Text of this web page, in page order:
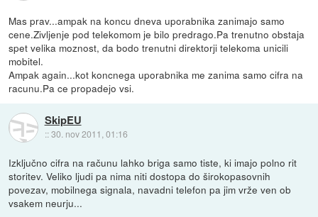
Mas prav...ampak na koncu dneva uporabnika zanimajo samo
cene.Zivljenje pod telekomom je bilo predrago.Pa trenutno obstaja
spet velika moznost, da bodo trenutni direktorji telekoma unicili
mobitel.
Ampak again...kot koncnega uporabnika me zanima samo cifra na
racunu.Pa ce propadejo vsi.
SkipEU
::30. nov 2011, 01:16
Izključno cifra na računu lahko briga samo tiste, ki imajo polno rit
storitev. Veliko ljudi pa nima niti dostopa do širokopasovnih
povezav, mobilnega signala, navadni telefon pa jim vrže ven ob
vsakem neurju...